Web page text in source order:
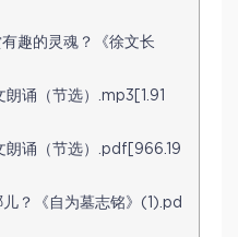
趣的灵魂？《徐文长
诵（节选）.mp3[1.91
朗诵（节选）.pdf[966.19
？《自为墓志铭》(1).pd